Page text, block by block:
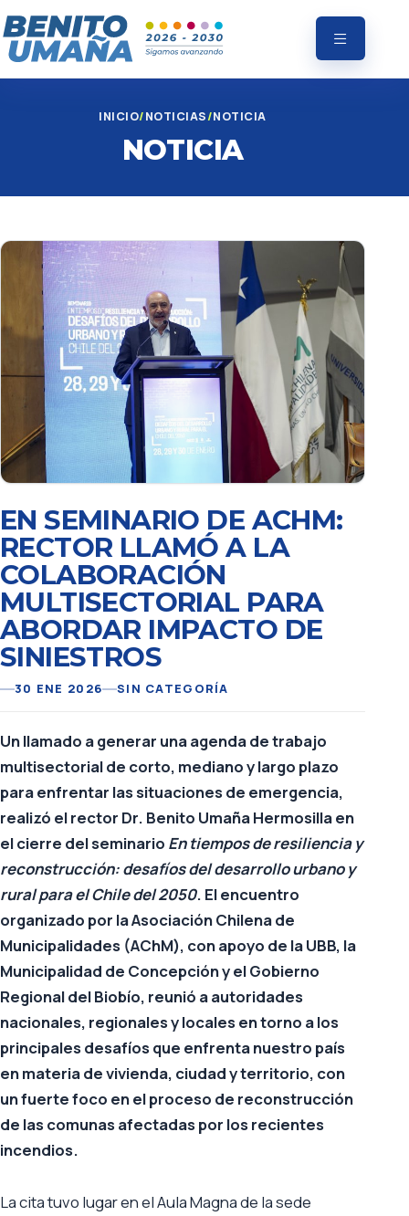
INICIO NOTICIAS NOTICIA
NOTICIA
EN SEMINARIO DE ACHM:
RECTOR LLAMÓ A LA
COLABORACIÓN
MULTISECTORIAL PARA
ABORDAR IMPACTO DE
SINIESTROS
30 ENE 2026 SIN CATEGORÍA
Un llamado a generar una agenda de trabajo
multisectorial de corto, mediano y largo plazo
para enfrentar las situaciones de emergencia,
realizó el rector Dr. Benito Umaña Hermosilla en
el cierre del seminario En tiempos de resiliencia y
reconstrucción: desafíos del desarrollo urbano y
rural para el Chile del 2050. El encuentro
organizado por la Asociación Chilena de
Municipalidades (AChM), con apoyo de la UBB, la
Municipalidad de Concepción y el Gobierno
Regional del Biobío, reunió a autoridades
nacionales, regionales y locales en torno a los
principales desafíos que enfrenta nuestro país
en materia de vivienda, ciudad y territorio, con
un fuerte foco en el proceso de reconstrucción
de las comunas afectadas por los recientes
incendios.
La cita tuvo lugar en el Aula Magna de la sede